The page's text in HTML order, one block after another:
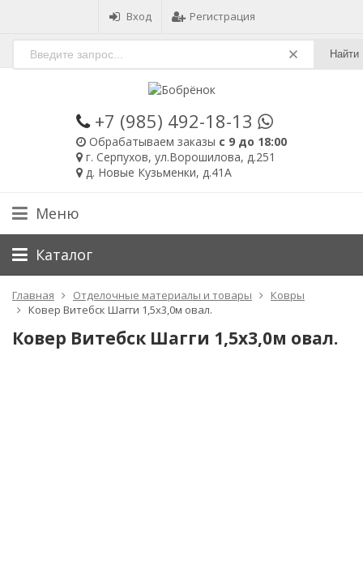
Вход Регистрация
Найти
+7 (985) 492-18-13
Обрабатываем заказы с 9 до 18:00
г. Серпухов, ул.Ворошилова, д.251
д. Новые Кузьменки, д.41А
Меню
Каталог
Главная Отделочные материалы и товары
Ковры
Ковер Витебск Шагги 1,5х3,0м овал.
Ковер Витебск Шагги 1,5х3,0м овал.